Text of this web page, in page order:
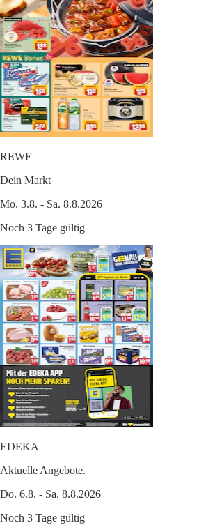
REWE
Dein Markt
Mo. 3.8. - Sa. 8.8.2026
Noch 3 Tage gültig
EDEKA
Aktuelle Angebote.
Do. 6.8. - Sa. 8.8.2026
Noch 3 Tage gültig